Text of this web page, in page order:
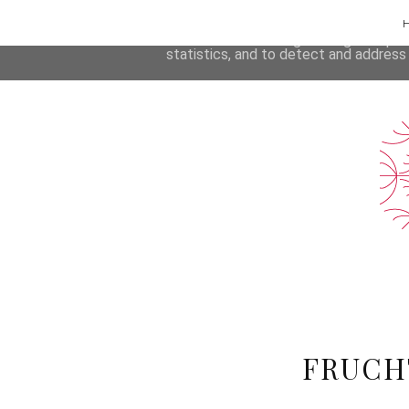
This site uses cookies from Google
statistics, and to detect and address